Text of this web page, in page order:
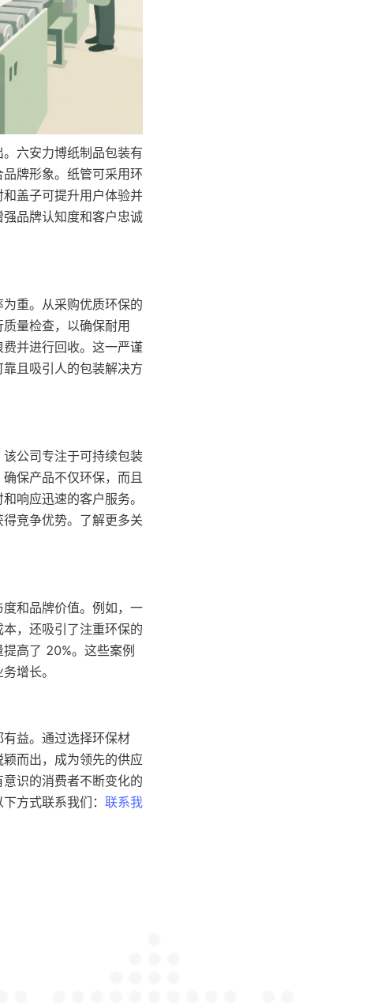
六安力博纸制品包装有
牌形象。纸管可采用环
盖子可提升用户体验并
品牌认知度和客户忠诚
重。从采购优质环保的
量检查，以确保耐用
并进行回收。这一严谨
且吸引人的包装解决方
公司专注于可持续包装
保产品不仅环保，而且
响应迅速的客户服务。
竞争优势。了解更多关
和品牌价值。例如，一
，还吸引了注重环保的
高了 20%。这些案例
增长。
益。通过选择环保材
而出，成为领先的供应
识的消费者不断变化的
方式联系我们： 联系我